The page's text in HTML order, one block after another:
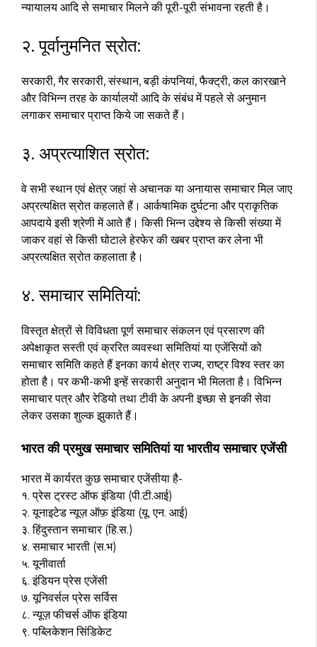
न्यायालय आदि से समाचार मिलने की पूरी-पूरी संभावना रहती है।
२. पूर्वानुमनित स्रोत:
सरकारी, गैर सरकारी, संस्थान, बड़ी कंपनियां, फैक्ट्री, कल कारखाने
और विभिन्न तरह के कार्यालयों आदि के संबंध में पहले से अनुमान
लगाकर समाचार प्राप्त किये जा सकते हैं।
३. अप्रत्याशित स्रोत:
वे सभी स्थान एवं क्षेत्र जहां से अचानक या अनायास समाचार मिल जाए
अप्रत्यक्षित स्रोत कहलाते हैं। आर्कषामिक दुर्घटना और प्राकृतिक
आपदाये इसी श्रेणी में आते हैं। किसी भिन्न उद्देश्य से किसी संख्या में
जाकर वहां से किसी घोटाले हेरफेर की खबर प्राप्त कर लेना भी
अप्रत्यक्षित स्रोत कहलाता है।
४. समाचार समितियां:
विस्तृत क्षेत्रों से विविधता पूर्ण समाचार संकलन एवं प्रसारण की
अपेक्षाकृत सस्ती एवं क्ररित व्यवस्था समितियां या एजेंसियों को
समाचार समिति कहते हैं इनका कार्य क्षेत्र राज्य, राष्ट्र विश्व स्तर का
होता है। पर कभी-कभी इन्हें सरकारी अनुदान भी मिलता है। विभिन्न
समाचार पत्र और रेडियो तथा टीवी के अपनी इच्छा से इनकी सेवा
लेकर उसका शुल्क झुकाते हैं।
भारत की प्रमुख समाचार समितियां या भारतीय समाचार एजेंसी
भारत में कार्यरत कुछ समाचार एजेंसीया है-
१. प्रेस ट्रस्ट ऑफ इंडिया (पी.टी.आई)
२. यूनाइटेड न्यूज़ ऑफ़ इंडिया (यू. एन. आई)
३. हिंदुस्तान समाचार (हि.स.)
४. समाचार भारती (स.भ)
५. यूनीवार्ता
६. इंडियन प्रेस एजेंसी
७. यूनिवर्सल प्रेस सर्विस
८. न्यूज़ फीचर्स ऑफ इंडिया
९. पब्लिकेशन सिंडिकेट